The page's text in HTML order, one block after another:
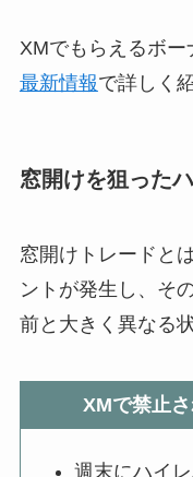
XMでもらえるボー
最新情報で詳しく
窓開けを狙った
窓開けトレードと
ントが発生し、そ
前と大きく異なる
XMで禁止
週末にハイ